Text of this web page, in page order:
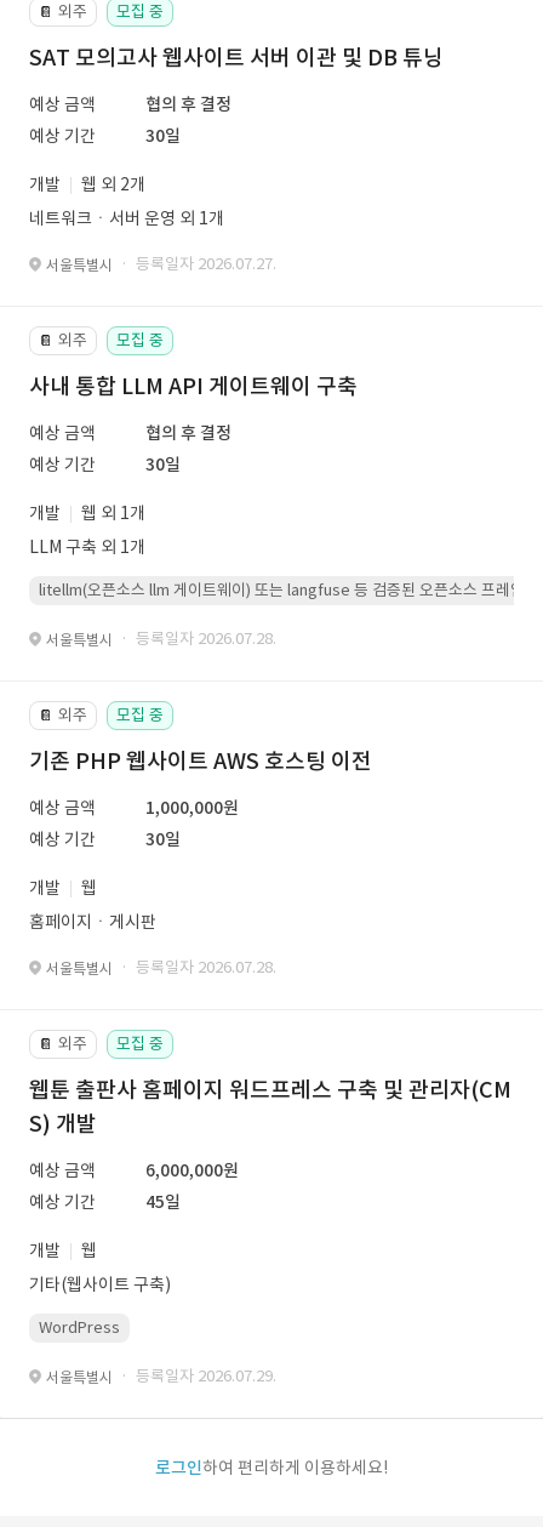
📔 외주 모집 중
SAT 모의고사 웹사이트 서버 이관 및 DB 튜닝
예상 금액
협의 후 결정
예상 기간
30일
개발
웹 외 2개
네트워크ㆍ서버 운영 외 1개
서울특별시 · 등록일자 2026.07.27.
📔 외주 모집 중
사내 통합 LLM API 게이트웨이 구축
예상 금액
협의 후 결정
예상 기간
30일
개발
웹 외 1개
LLM 구축 외 1개
litellm(오픈소스 llm 게이트웨이) 또는 langfuse 등 검증된 오픈소스 프레임워
서울특별시 · 등록일자 2026.07.28.
📔 외주 모집 중
기존 PHP 웹사이트 AWS 호스팅 이전
예상 금액
1,000,000원
예상 기간
30일
개발
웹
홈페이지ㆍ게시판
서울특별시 · 등록일자 2026.07.28.
📔 외주 모집 중
웹툰 출판사 홈페이지 워드프레스 구축 및 관리자(CM
S) 개발
예상 금액
6,000,000원
예상 기간
45일
개발
웹
기타(웹사이트 구축)
WordPress
서울특별시 · 등록일자 2026.07.29.
로그인하여 편리하게 이용하세요!